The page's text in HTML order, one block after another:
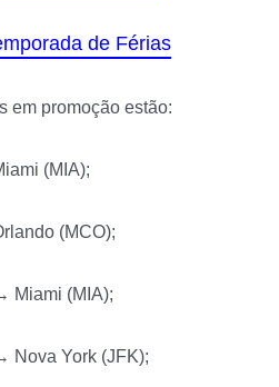
de Férias
em promoção estão:
(MIA);
(MCO);
Miami (MIA);
Nova York (JFK);